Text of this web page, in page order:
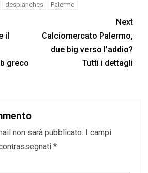
desplanches Palermo
il
greco
Next
Calciomercato Palermo,
due big verso l’addio?
Tutti i dettagli
non sarà pubblicato.
I campi
*